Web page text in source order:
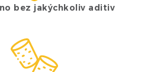
bez jakýchkoliv aditiv